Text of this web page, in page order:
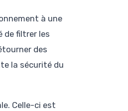
à une
de filtrer les
des
la sécurité du
Celle-ci est